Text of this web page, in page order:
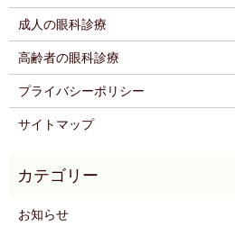
成人の眼科診療
高齢者の眼科診療
プライバシーポリシー
サイトマップ
お知らせ